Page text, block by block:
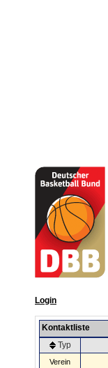
Login
Kontaktliste
Typ
Verein